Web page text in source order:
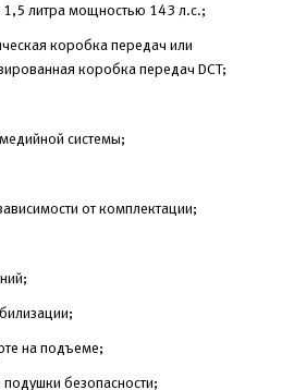
литра мощностью 143 л.с.;
коробка передач или
коробка передач DCT;
системы;
от комплектации;
на подъеме;
безопасности;